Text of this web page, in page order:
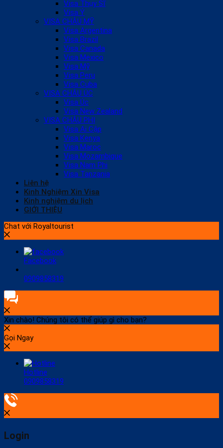
Visa Thụy Sĩ
Visa Ý
VISA CHÂU MỸ
Visa Argentina
Visa Brazil
Visa Canada
Visa Mexico
Visa Mỹ
Visa Peru
Visa Cuba
VISA CHÂU ÚC
Visa Úc
Visa New Zealand
VISA CHÂU PHI
Visa Ai Cập
Visa Kenya
Visa Maroc
Visa Mozambique
Visa Nam Phi
Visa Tanzania
Liên hệ
Kinh Nghiệm Xin Visa
Kinh nghiệm du lịch
GIỚI THIỆU
Chat với Royaltourist
Facebook
0909858319
Xin chào! Chúng tôi có thể giúp gì cho bạn?
Gọi Ngay
Hotline
0909858319
Login